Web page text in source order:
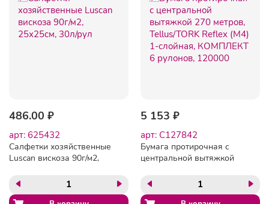
486.00 ₽
арт: 625432
Салфетки хозяйственные
Luscan вискоза 90г/м2,
5 153 ₽
арт: C127842
Бумага протирочная с
центральной вытяжкой
Reflex (M4) 1-слойная,
КОМПЛЕКТ 6 рулонов,